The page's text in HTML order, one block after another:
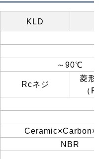
KLD
～ 90℃
Rcネジ
菱形
（
NBR